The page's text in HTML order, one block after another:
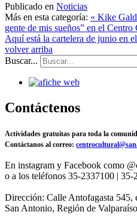
Publicado en Noticias
Más en esta categoría: « Kike
gente de mis sueños” en el Centro
Aquí está la cartelera de junio en
volver arriba
Buscar...
Contáctenos
Actividades gratuitas para toda la
Contáctanos al correo:
En instagram y Facebook como
o a los teléfonos 35-2337100 |
Dirección: Calle Antofagasta 545,
San Antonio, Región de